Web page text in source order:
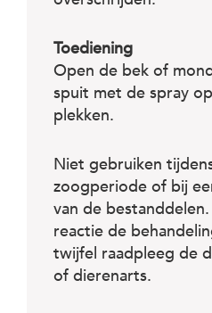
Toediening
Open de bek of
spuit met de spray
plekken.
Niet gebruiken
zoogperiode of bij
van de
reactie de
twijfel raadpleeg de
of dierenarts.